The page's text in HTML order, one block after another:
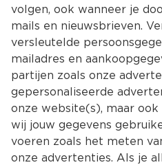
Terug
volgen, ook wanneer je
mails en nieuwsbrieven.
versleutelde
mailadres en
partijen zoals onze
gepersonaliseerde
onze website(s), maar
wij jouw gegevens
voeren zoals het meten
onze advertenties. Als je